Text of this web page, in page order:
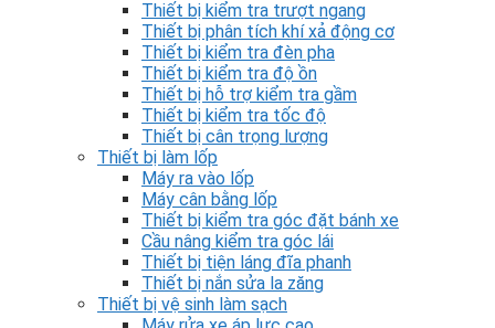
Thiết bị kiểm tra trượt ngang
Thiết bị phân tích khí xả động cơ
Thiết bị kiểm tra đèn pha
Thiết bị kiểm tra độ ồn
Thiết bị hỗ trợ kiểm tra gầm
Thiết bị kiểm tra tốc độ
Thiết bị cân trọng lượng
Thiết bị làm lốp
Máy ra vào lốp
Máy cân bằng lốp
Thiết bị kiểm tra góc đặt bánh xe
Cầu nâng kiểm tra góc lái
Thiết bị tiện láng đĩa phanh
Thiết bị nắn sửa la zăng
Thiết bị vệ sinh làm sạch